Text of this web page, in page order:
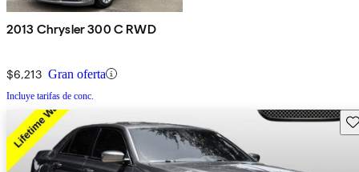
2013 Chrysler 300 C RWD
$6,213 Gran oferta
Incluye tarifas de conc.